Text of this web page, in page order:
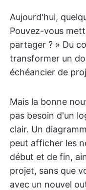
Aujourd'hui,
Pouvez-vous
partager ? » Du
transformer un
échéancier de
Mais la bonne
pas besoin d'un
clair. Un
peut afficher les
début et de fin,
projet, sans que
avec un nouvel